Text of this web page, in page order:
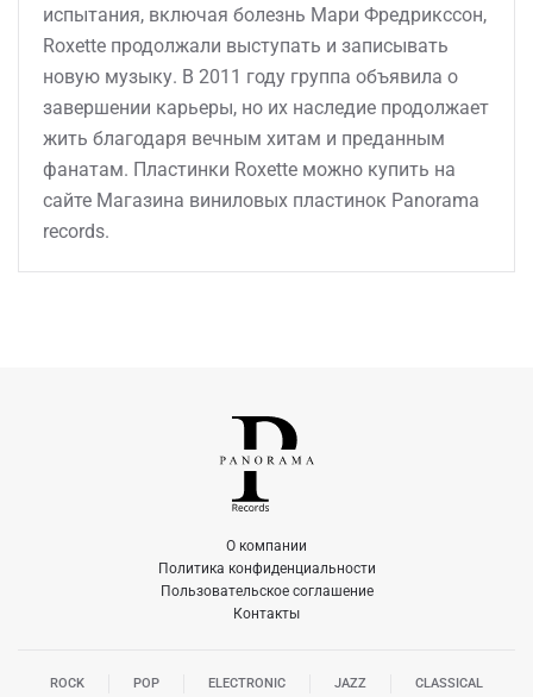
испытания, включая болезнь Мари Фредрикссон,
Roxette продолжали выступать и записывать
новую музыку. В 2011 году группа объявила о
завершении карьеры, но их наследие продолжает
жить благодаря вечным хитам и преданным
фанатам. Пластинки Roxette можно купить на
сайте Магазина виниловых пластинок Panorama
records.
О компании
Политика конфиденциальности
Пользовательское соглашение
Контакты
ROCK POP ELECTRONIC JAZZ CLASSICAL